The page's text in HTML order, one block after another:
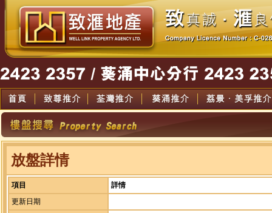
放盤詳情
項目
詳情
更新日期